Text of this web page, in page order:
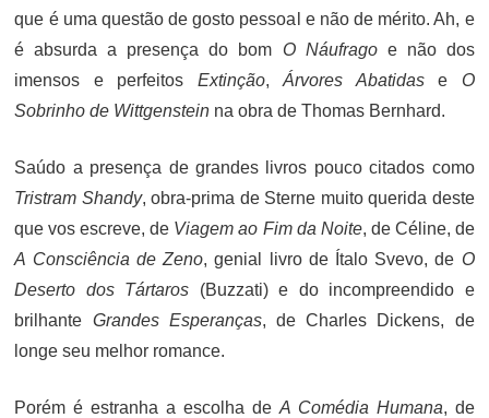
que é uma questão de gosto pessoal e não de mérito. Ah, e
é absurda a presença do bom O Náufragoe não dos
imensos e perfeitos Extinção,Árvores Abatidase O
Sobrinho de Wittgenstein na obra de Thomas Bernhard.
Saúdo a presença de grandes livros pouco citados como
Tristram Shandy, obra-prima de Sterne muito querida deste
que vos escreve, de Viagem ao Fim da Noite, de Céline, de
A Consciência de Zeno, genial livro de Ítalo Svevo, de O
Deserto dos Tártaros (Buzzati) e do incompreendido e
brilhante Grandes Esperanças, de Charles Dickens, de
longe seu melhor romance.
Porém é estranha a escolha de A Comédia Humana, de